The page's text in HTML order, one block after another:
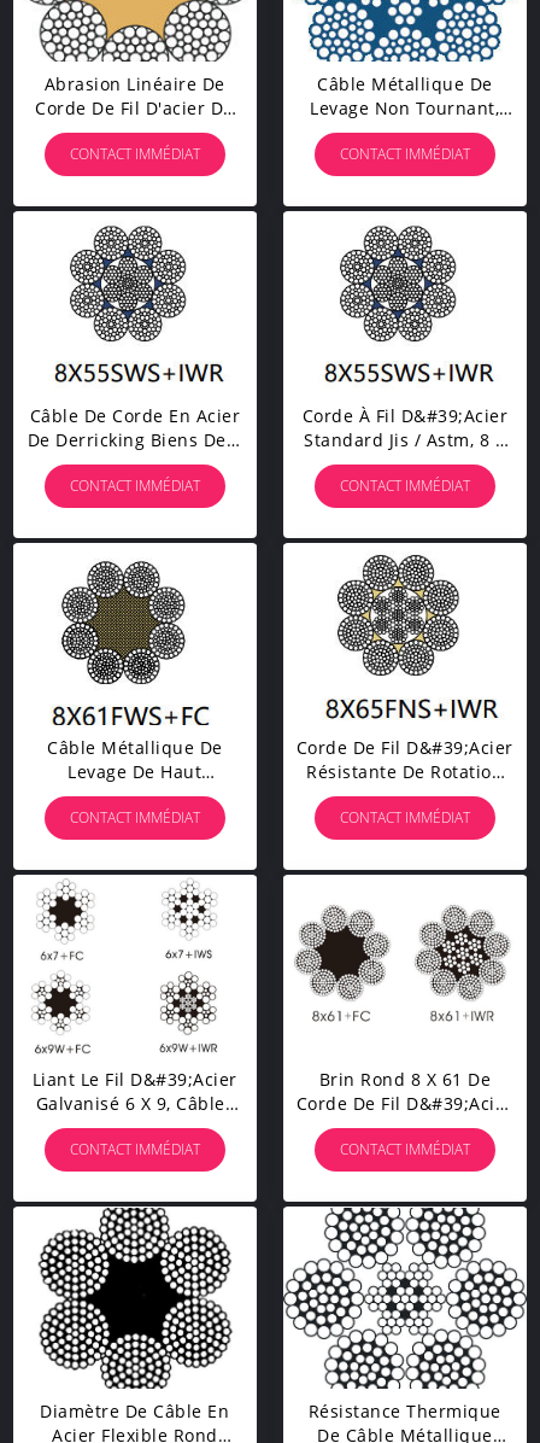
Abrasion Linéaire De
Corde De Fil D'acier Du
Contact 8X36WS
Résistante Avec De
Haute Résistance
CONTACT IMMÉDIAT
Câble Métallique De
Levage Non Tournant,
Câble De Fil D&#39;acier
De Sécurité Pour La
Charge / Décharge De
Port
CONTACT IMMÉDIAT
Câble De Corde En Acier
De Derricking Biens De 8
X De 55 Sws Avec La
Surface Galvanisée
CONTACT IMMÉDIAT
Corde À Fil D&#39;acier
Standard Jis / Astm, 8 X
55 Sws, Posée En
Parallèle Pour Le Levage
CONTACT IMMÉDIAT
Câble Métallique De
Levage De Haut
Fourneau Galvanisé Avec
Une Charge De Rupture
Supérieure
CONTACT IMMÉDIAT
Corde De Fil D&#39;acier
Résistante De Rotation
Force De Fatigue Élevée
De 40mm - De 160mm
Pour Le Levage
CONTACT IMMÉDIAT
Liant Le Fil D&#39;acier
Galvanisé 6 X 9, Câbles
De Levage En Acier De
Chalutage 5mm
CONTACT IMMÉDIAT
Brin Rond 8 X 61 De
Corde De Fil D&#39;acier
Résistant À L&#39;usure
Avec De Haute
Résistance
CONTACT IMMÉDIAT
Diamètre De Câble En
Acier Flexible Rond
Résistance Thermique
De Câble Métallique